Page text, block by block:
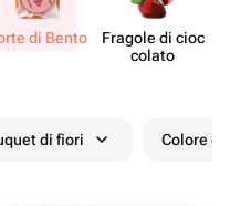
di Bento
Fragole di cioc​
colato
di fiori Colore